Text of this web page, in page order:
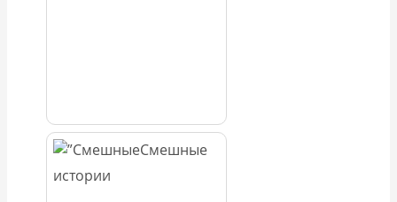
Смешные
истории